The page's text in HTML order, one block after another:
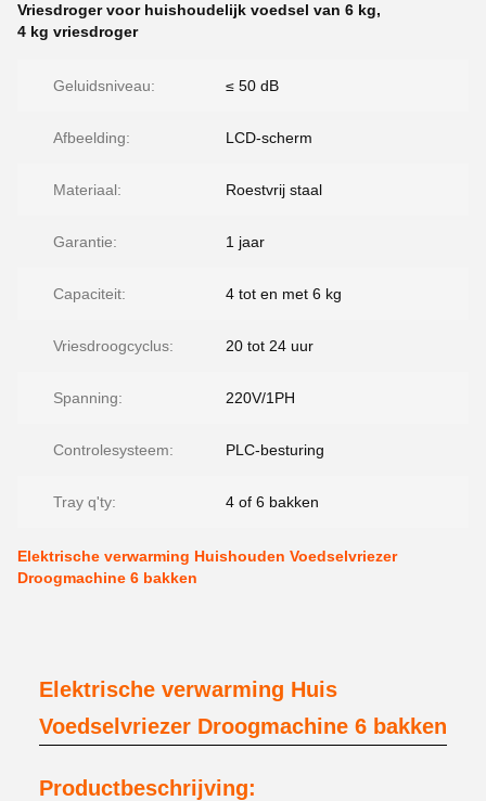
Vriesdroger voor huishoudelijk voedsel van 6 kg,
4 kg vriesdroger
Geluidsniveau: ≤ 50 dB
Afbeelding: LCD-scherm
Materiaal: Roestvrij staal
Garantie: 1 jaar
Capaciteit: 4 tot en met 6 kg
Vriesdroogcyclus: 20 tot 24 uur
Spanning: 220V/1PH
Controlesysteem: PLC-besturing
Tray q'ty: 4 of 6 bakken
Elektrische verwarming Huishouden Voedselvriezer
Droogmachine 6 bakken
Elektrische verwarming Huis
Voedselvriezer Droogmachine 6 bakken
Productbeschrijving: